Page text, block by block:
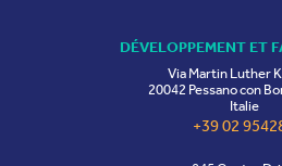
DÉVELOPPEMENT ET
Via Martin Luther
20042 Pessano con
Italie
+39 02